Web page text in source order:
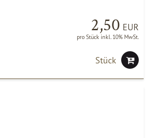
2,50 EUR
pro Stück inkl. 10% MwSt.
Stück